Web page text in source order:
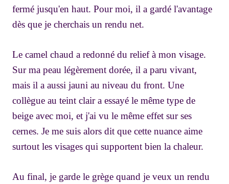
fermé jusqu'en haut. Pour moi, il a gardé l'avantage
dès que je cherchais un rendu net.
Le camel chaud a redonné du relief à mon visage.
Sur ma peau légèrement dorée, il a paru vivant,
mais il a aussi jauni au niveau du front. Une
collègue au teint clair a essayé le même type de
beige avec moi, et j'ai vu le même effet sur ses
cernes. Je me suis alors dit que cette nuance aime
surtout les visages qui supportent bien la chaleur.
Au final, je garde le grège quand je veux un rendu